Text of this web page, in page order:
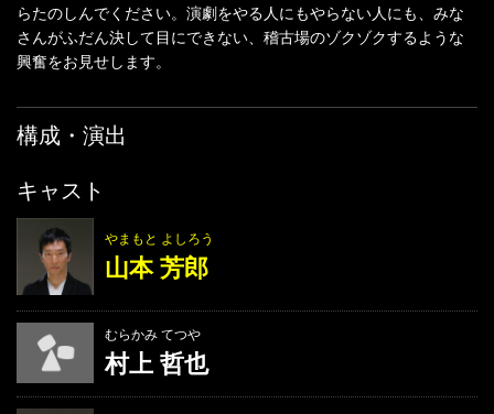
らたのしんでください。演劇をやる人にもやらない人にも、みな
さんがふだん決して目にできない、稽古場のゾクゾクするような
興奮をお見せします。
構成・演出
キャスト
やまもと よしろう
山本 芳郎
むらかみ てつや
村上 哲也